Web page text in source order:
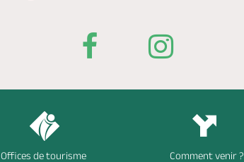
Offices de tourisme Comment venir ?